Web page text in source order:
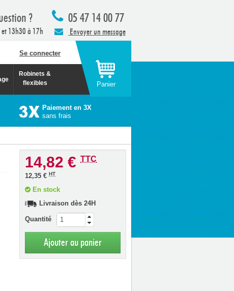
05 47 14 00 77
Envoyer un message
?
13h30 à 17h
Se connecter
Robinets &
flexibles
Panier
Paiement en 3X
sans frais
14,82 € TTC
12,35 € HT
En stock
Livraison dès 24H
Quantité
Ajouter au panier